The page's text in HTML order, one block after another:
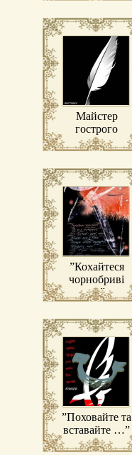
Майстер
гострого
слова
”Кохайтеся
чорнобриві
…”
”Поховайте та
вставайте …”